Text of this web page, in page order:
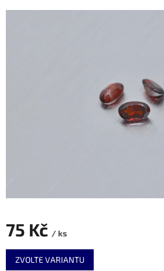
75 Kč / ks
Měrná
cena:
ZVOLTE VARIANTU